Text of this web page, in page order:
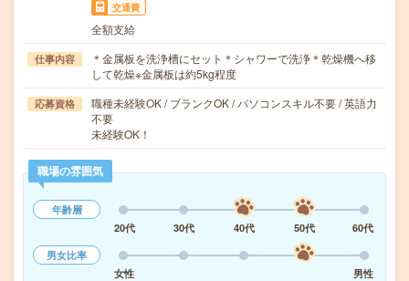
交通費
全額支給
仕事内容
＊金属板を洗浄槽にセット＊シャワーで洗浄＊乾燥機へ移
して乾燥※金属板は約5kg程度
応募資格
職種未経験OK / ブランクOK / パソコンスキル不要 / 英語力
不要
未経験OK！
職場の雰囲気
年齢層
20代
30代 40代 50代
60代
男女比率
女性
男性